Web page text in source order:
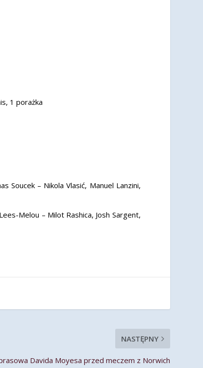
1 porażka
Soucek – Nikola Vlasić, Manuel Lanzini,
Melou – Milot Rashica, Josh Sargent,
NASTĘPNY
Davida Moyesa przed meczem z Norwich